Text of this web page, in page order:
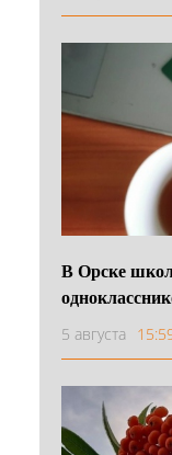
В Орске
5 августа